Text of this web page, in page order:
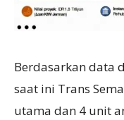
Berdasarkan data
saat ini Trans
utama dan 4 unit